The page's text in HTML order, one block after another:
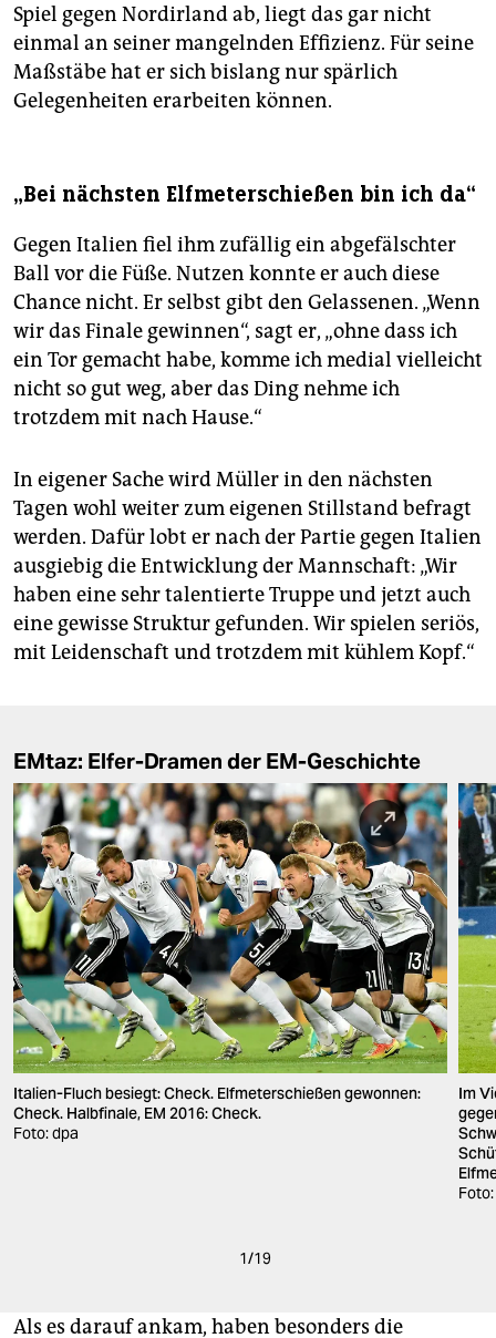
Spiel gegen Nordirland ab, liegt das gar nicht
einmal an seiner mangelnden Effizienz. Für seine
Maßstäbe hat er sich bislang nur spärlich
Gelegenheiten erarbeiten können.
„Bei nächsten Elfmeterschießen bin ich da“
Gegen Italien fiel ihm zufällig ein abgefälschter
Ball vor die Füße. Nutzen konnte er auch diese
Chance nicht. Er selbst gibt den Gelassenen. „Wenn
wir das Finale gewinnen“, sagt er, „ohne dass ich
ein Tor gemacht habe, komme ich medial vielleicht
nicht so gut weg, aber das Ding nehme ich
trotzdem mit nach Hause.“
In eigener Sache wird Müller in den nächsten
Tagen wohl weiter zum eigenen Stillstand befragt
werden. Dafür lobt er nach der Partie gegen Italien
ausgiebig die Entwicklung der Mannschaft: „Wir
haben eine sehr talentierte Truppe und jetzt auch
eine gewisse Struktur gefunden. Wir spielen seriös,
mit Leidenschaft und trotzdem mit kühlem Kopf.“
EMtaz: Elfer-Dramen der EM-Geschichte
Italien-Fluch besiegt: Check. Elfmeterschießen gewonnen:
Check. Halbfinale, EM 2016: Check.
Foto: dpa
Im
1/19
Als es darauf ankam, haben besonders die